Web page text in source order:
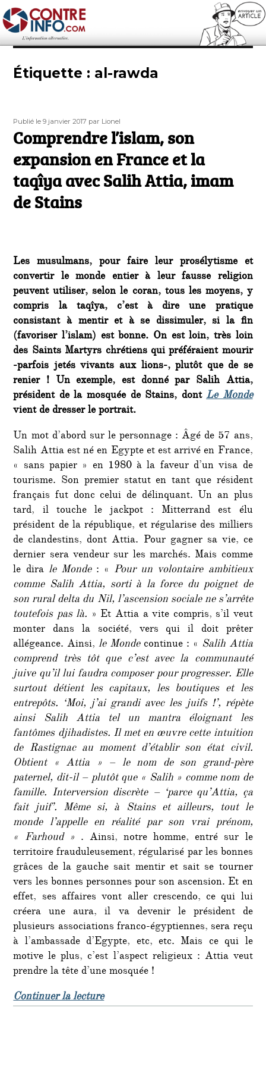
Contre-Info
Étiquette : al-rawda
Publié
le
Publié le 9 janvier 2017 Auteur
par Lionel
Comprendre l’islam, son
expansion en France et la
taqîya avec Salih Attia, imam
de Stains
Les musulmans, pour faire leur prosélytisme et
convertir le monde entier à leur fausse religion
peuvent utiliser, selon le coran, tous les moyens, y
compris la taqîya, c’est à dire une pratique
consistant à mentir et à se dissimuler, si la fin
(favoriser l’islam) est bonne. On est loin, très loin
des Saints Martyrs chrétiens qui préféraient mourir
-parfois jetés vivants aux lions-, plutôt que de se
renier ! Un exemple, est donné par Salih Attia,
président de la mosquée de Stains, dontLe Monde
vient de dresser le portrait.
Un mot d’abord sur le personnage : Âgé de 57 ans,
Salih Attia est né en Egypte et est arrivé en France,
« sans papier » en 1980 à la faveur d’un visa de
tourisme. Son premier statut en tant que résident
français fut donc celui de délinquant. Un an plus
tard, il touche le jackpot : Mitterrand est élu
président de la république, et régularise des milliers
de clandestins, dont Attia. Pour gagner sa vie, ce
dernier sera vendeur sur les marchés. Mais comme
le dira le Monde: « Pour un volontaire ambitieux
comme Salih Attia, sorti à la force du poignet de
son rural delta du Nil, l’ascension sociale ne s’arrête
toutefois pas là. » Et Attia a vite compris, s’il veut
monter dans la société, vers qui il doit prêter
allégeance. Ainsi,le Monde continue : « Salih Attia
comprend très tôt que c’est avec la communauté
juive qu’il lui faudra composer pour progresser. Elle
surtout détient les capitaux, les boutiques et les
entrepôts. ‘Moi, j’ai grandi avec les juifs !’, répète
ainsi Salih Attia tel un mantra éloignant les
fantômes djihadistes. Il met en œuvre cette intuition
de Rastignac au moment d’établir son état civil.
Obtient « Attia » – le nom de son grand-père
paternel, dit-il – plutôt que « Salih » comme nom de
famille. Interversion discrète – ‘parce qu’Attia, ça
fait juif’. Même si, à Stains et ailleurs, tout le
monde l’appelle en réalité par son vrai prénom,
« Farhoud » . Ainsi, notre homme, entré sur le
territoire frauduleusement, régularisé par les bonnes
grâces de la gauche sait mentir et sait se tourner
vers les bonnes personnes pour son ascension. Et en
effet, ses affaires vont aller crescendo, ce qui lui
créera une aura, il va devenir le président de
plusieurs associations franco-égyptiennes, sera reçu
à l’ambassade d’Egypte, etc, etc. Mais ce qui le
motive le plus, c’est l’aspect religieux : Attia veut
prendre la tête d’une mosquée !
Continuer la lecturede « Comprendre l’islam, son